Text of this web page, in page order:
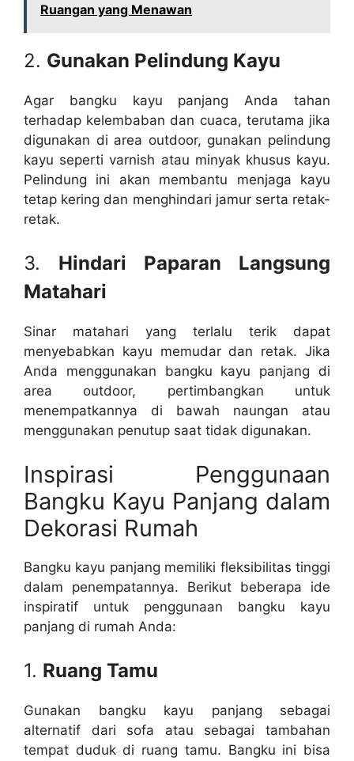
Ruangan yang Menawan
2. Gunakan Pelindung Kayu
Agar bangku kayu panjang Anda tahan
terhadap kelembaban dan cuaca, terutama jika
digunakan di area outdoor, gunakan pelindung
kayu seperti varnish atau minyak khusus kayu.
Pelindung ini akan membantu menjaga kayu
tetap kering dan menghindari jamur serta retak-
retak.
3. Hindari Paparan Langsung
Matahari
Sinar matahari yang terlalu terik dapat
menyebabkan kayu memudar dan retak. Jika
Anda menggunakan bangku kayu panjang di
area outdoor, pertimbangkan untuk
menempatkannya di bawah naungan atau
menggunakan penutup saat tidak digunakan.
Inspirasi Penggunaan
Bangku Kayu Panjang dalam
Dekorasi Rumah
Bangku kayu panjang memiliki fleksibilitas tinggi
dalam penempatannya. Berikut beberapa ide
inspiratif untuk penggunaan bangku kayu
panjang di rumah Anda:
1. Ruang Tamu
Gunakan bangku kayu panjang sebagai
alternatif dari sofa atau sebagai tambahan
tempat duduk di ruang tamu. Bangku ini bisa